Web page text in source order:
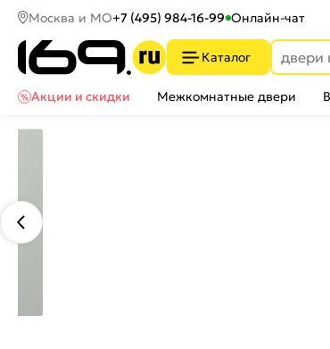
Москва и МО+7 (495) 984-16-99 Онлайн-чат
Каталог
Акции и скидки
Межкомнатные двери